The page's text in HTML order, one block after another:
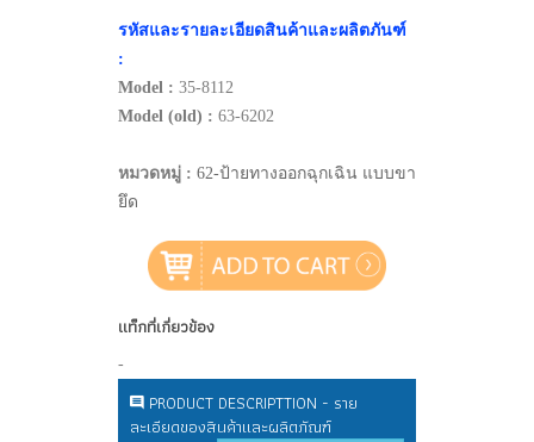
รหัสและรายละเอียดสินค้าและผลิตภันฑ์
:
Model : 35-8112
Model (old) : 63-6202
หมวดหมู่ : 62-ป้ายทางออกฉุกเฉิน แบบขา
ยึด
แท็กที่เกี่ยวข้อง
-
PRODUCT DESCRIPTTION - ราย
ละเอียดของสินค้าและผลิตภัณฑ์